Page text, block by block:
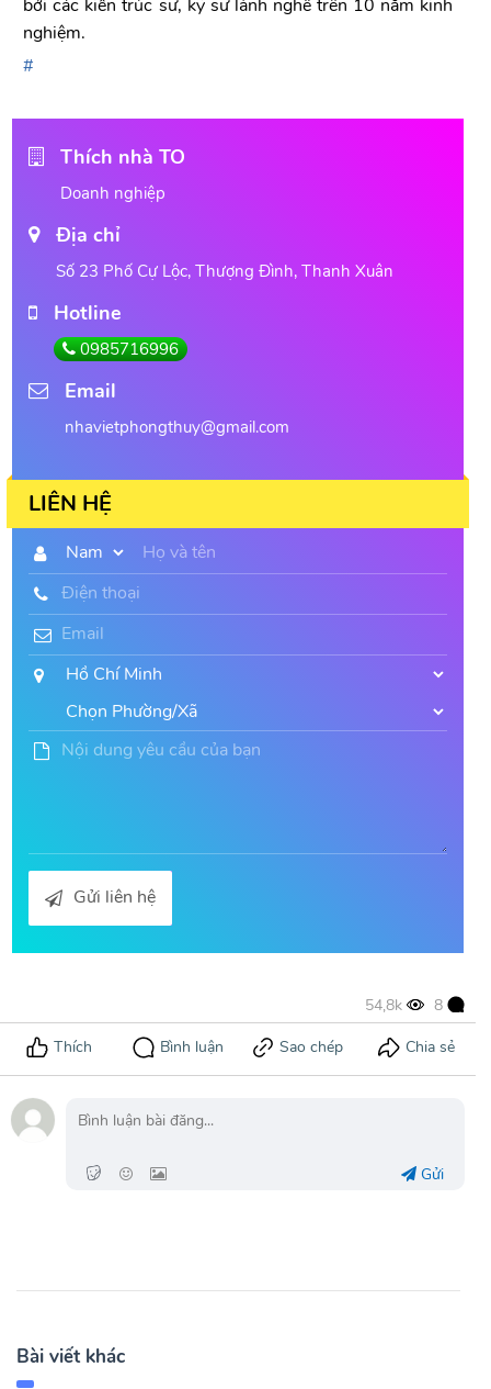
bởi các kiến trúc sư, kỹ sư lành nghề trên 10 năm kinh
nghiệm.
Thích nhà TO
Doanh nghiệp
Địa chỉ
Số 23 Phố Cự Lộc, Thượng Đình, Thanh Xuân
Hotline
0985716996
Email
nhavietphongthuy@gmail.com
LIÊN HỆ
Gửi liên hệ
Gửi
Bài viết khác